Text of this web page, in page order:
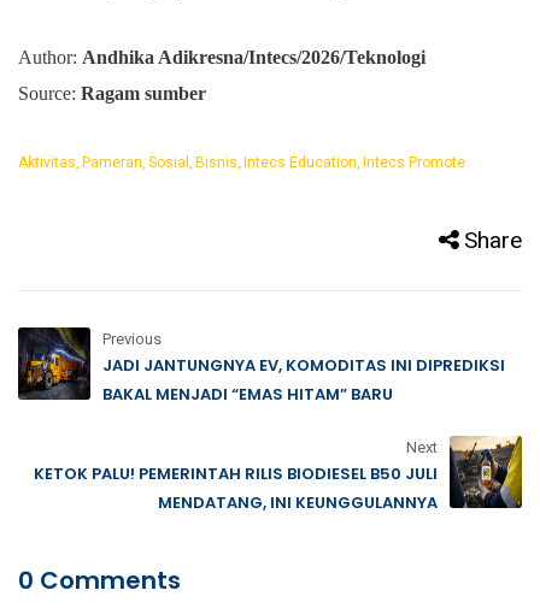
Author: Andhika Adikresna/Intecs/2026/Teknologi
Source: Ragam sumber
Aktivitas Pameran Sosial Bisnis Intecs Education Intecs Promote
Share
Previous
JADI JANTUNGNYA EV, KOMODITAS INI DIPREDIKSI
BAKAL MENJADI “EMAS HITAM” BARU
Next
KETOK PALU! PEMERINTAH RILIS BIODIESEL B50 JULI
MENDATANG, INI KEUNGGULANNYA
0 Comments